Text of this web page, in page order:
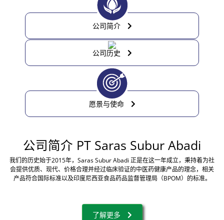
公司简介
公司历史
愿景与使命
公司简介 PT Saras Subur Abadi
我们的历史始于2015年，Saras Subur Abadi 正是在这一年成立，秉持着为社
会提供优质、现代、价格合理并经过临床验证的中医药健康产品的理念，相关
产品符合国际标准以及印度尼西亚食品药品监督管理局（BPOM）的标准。
了解更多